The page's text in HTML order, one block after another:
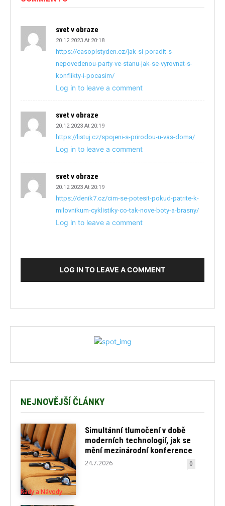
svet v obraze
20.12.2023 At 20:18
https://casopistyden.cz/jak-si-poradit-s-
nepovedenou-party-ve-stanu-jak-se-vyrovnat-s-
konflikty-i-pocasim/
Log in to leave a comment
svet v obraze
20.12.2023 At 20:19
https://listuj.cz/spojeni-s-prirodou-u-vas-doma/
Log in to leave a comment
svet v obraze
20.12.2023 At 20:19
https://denik7.cz/cim-se-potesit-pokud-patrite-k-
milovnikum-cyklistiky-co-tak-nove-boty-a-brasny/
Log in to leave a comment
LOG IN TO LEAVE A COMMENT
NEJNOVĚJŠÍ ČLÁNKY
Rady a Návody
Simultánní tlumočení v době
moderních technologií, jak se
mění mezinárodní konference
24.7.2026 0